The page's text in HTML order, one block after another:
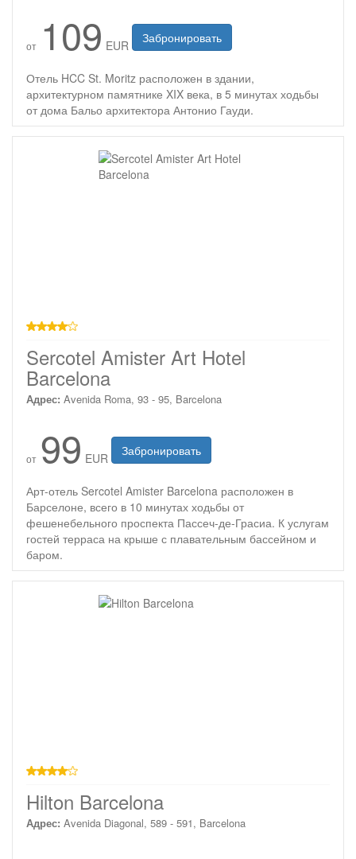
от 109 EUR Забронировать
Отель HCC St. Moritz расположен в здании,
архитектурном памятнике XIX века, в 5 минутах ходьбы
от дома Бальо архитектора Антонио Гауди.
Sercotel Amister Art Hotel
Barcelona
Адрес: Avenida Roma, 93 - 95, Barcelona
от 99 EUR Забронировать
Арт-отель Sercotel Amister Barcelona расположен в
Барселоне, всего в 10 минутах ходьбы от
фешенебельного проспекта Пассеч-де-Грасиа. К услугам
гостей терраса на крыше с плавательным бассейном и
баром.
Hilton Barcelona
Адрес: Avenida Diagonal, 589 - 591, Barcelona